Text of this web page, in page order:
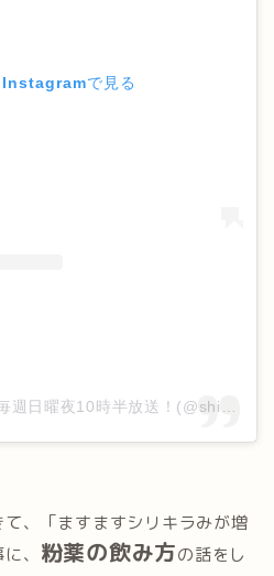
Instagramで見る
夜10時半放送！(@shinhanninflag_ntv)がシェアした投稿
、「ますますシリキラみが増
、 粉薬の飲み方の話をし